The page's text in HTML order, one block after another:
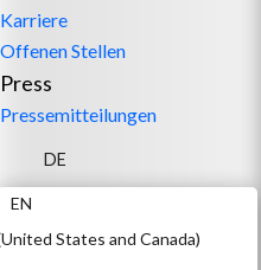
Karriere
Offenen Stellen
Press
Pressemitteilungen
DE
EN
United States and Canada)